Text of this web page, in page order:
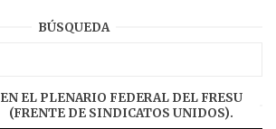
BÚSQUEDA
EN EL PLENARIO FEDERAL DEL FRESU
(FRENTE DE SINDICATOS UNIDOS).